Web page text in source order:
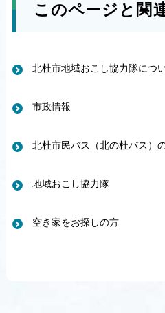
このページと関
北杜市地域おこし協力隊につ
市政情報
北杜市民バス（北の杜バス）
地域おこし協力隊
空き家をお探しの方